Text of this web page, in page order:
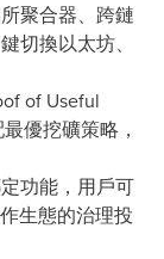
聚合器、跨鏈
切換以太坊、
of Useful
優挖礦策略，
功能，用戶可
生態的治理投